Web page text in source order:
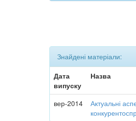
Знайдені матеріали:
Дата
випуску
Назва
вер-2014
Актуальні